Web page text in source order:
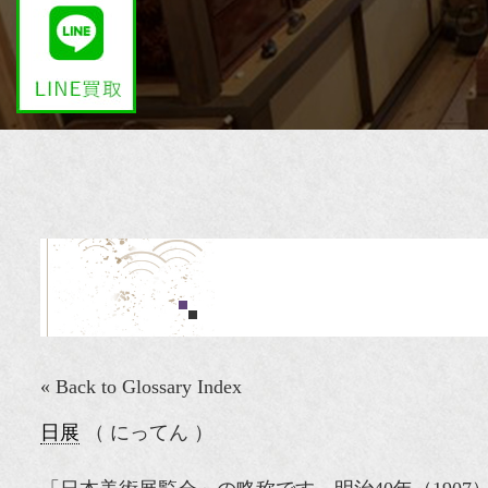
« Back to Glossary Index
日展 （ にってん ）